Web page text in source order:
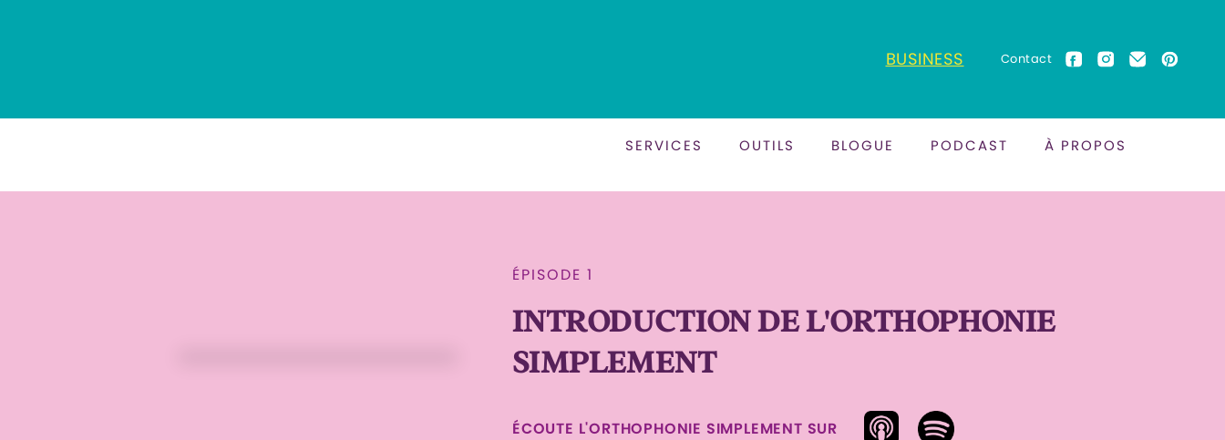
BUSINESS Contact
SERVICES OUTILS BLOGUE PODCAST À PROPOS
ÉPISODE 1
INTRODUCTION DE L'ORTHOPHONIE
SIMPLEMENT
ÉCOUTE L'ORTHOPHONIE SIMPLEMENT SUR